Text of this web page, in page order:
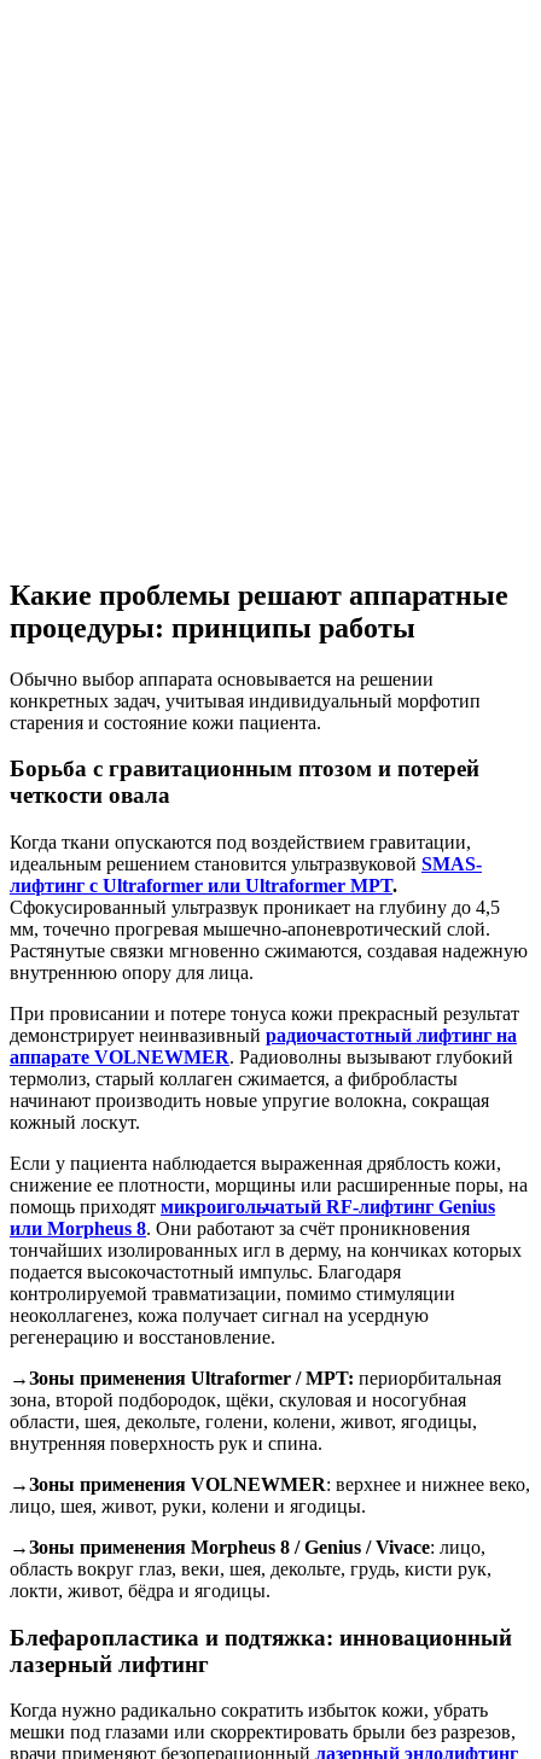
Какие проблемы решают аппаратные
процедуры: принципы работы
Обычно выбор аппарата основывается на решении
конкретных задач, учитывая индивидуальный морфотип
старения и состояние кожи пациента.
Борьба с гравитационным птозом и потерей
четкости овала
Когда ткани опускаются под воздействием гравитации,
идеальным решением становится ультразвуковой SMAS-
лифтинг с Ultraformer или Ultraformer MPT.
Сфокусированный ультразвук проникает на глубину до 4,5
мм, точечно прогревая мышечно-апоневротический слой.
Растянутые связки мгновенно сжимаются, создавая надежную
внутреннюю опору для лица.
При провисании и потере тонуса кожи прекрасный результат
демонстрирует неинвазивный радиочастотный лифтинг на
аппарате VOLNEWMER. Радиоволны вызывают глубокий
термолиз, старый коллаген сжимается, а фибробласты
начинают производить новые упругие волокна, сокращая
кожный лоскут.
Если у пациента наблюдается выраженная дряблость кожи,
снижение ее плотности, морщины или расширенные поры, на
помощь приходят микроигольчатый RF-лифтинг Genius
или Morpheus 8. Они работают за счёт проникновения
тончайших изолированных игл в дерму, на кончиках которых
подается высокочастотный импульс. Благодаря
контролируемой травматизации, помимо стимуляции
неоколлагенез, кожа получает сигнал на усердную
регенерацию и восстановление.
→Зоны применения Ultraformer / MPT: периорбитальная
зона, второй подбородок, щёки, скуловая и носогубная
области, шея, декольте, голени, колени, живот, ягодицы,
внутренняя поверхность рук и спина.
→Зоны применения VOLNEWMER: верхнее и нижнее веко,
лицо, шея, живот, руки, колени и ягодицы.
→Зоны применения Morpheus 8 / Genius / Vivace: лицо,
область вокруг глаз, веки, шея, декольте, грудь, кисти рук,
локти, живот, бёдра и ягодицы.
Блефаропластика и подтяжка: инновационный
лазерный лифтинг
Когда нужно радикально сократить избыток кожи, убрать
мешки под глазами или скорректировать брыли без разрезов,
врачи применяют безоперационный лазерный эндолифтинг